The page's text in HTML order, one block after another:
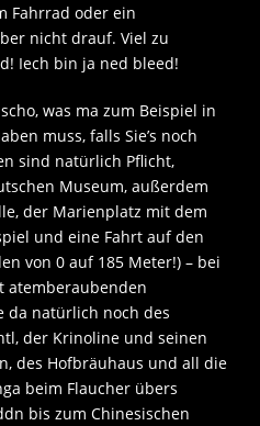
Fahrrad oder ein
nicht drauf. Viel zu
Iech bin ja ned bleed!
was ma zum Beispiel in
muss, falls Sie’s noch
sind natürlich Pflicht,
Museum, außerdem
der Marienplatz mit dem
und eine Fahrt auf den
von 0 auf 185 Meter!) – bei
atemberaubenden
da natürlich noch des
der Krinoline und seinen
des Hofbräuhaus und all die
beim Flaucher übers
bis zum Chinesischen